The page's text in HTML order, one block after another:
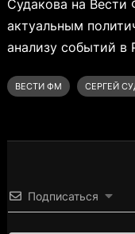
Судакова на
актуальным
анализу событий в
ВЕСТИ ФМ СЕРГЕЙ
Подписаться